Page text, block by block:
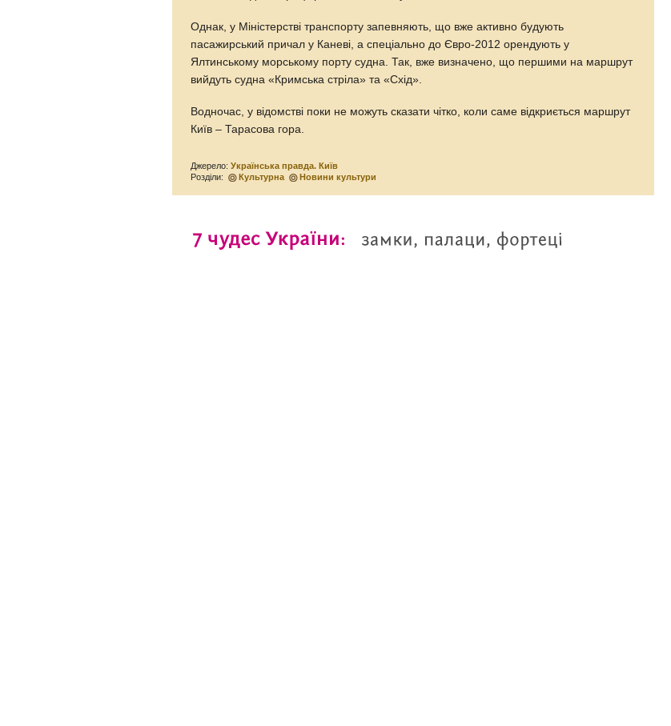
Однак, у Міністерстві транспорту запевняють, що вже активно будують
пасажирський причал у Каневі, а спеціально до Євро-2012 орендують у
Ялтинському морському порту судна. Так, вже визначено, що першими на маршрут
вийдуть судна «Кримська стріла» та «Схід».
Водночас, у відомстві поки не можуть сказати чітко, коли саме відкриється маршрут
Київ – Тарасова гора.
Джерело:Українська правда. Київ
Розділи:
Культурна Новини культури